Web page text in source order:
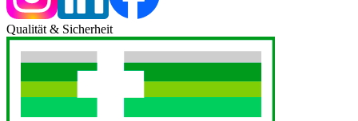
Qualität & Sicherheit